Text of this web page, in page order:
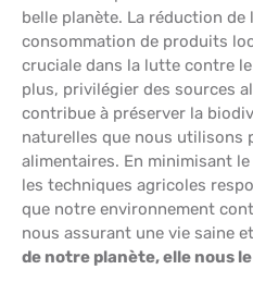
belle planète. La réduction de
consommation de produits
cruciale dans la lutte contre
plus, privilégier des sources
contribue à préserver la
naturelles que nous utilisons
alimentaires. En minimisant
les techniques agricoles
que notre environnement
nous assurant une vie saine
de notre planète, elle nous